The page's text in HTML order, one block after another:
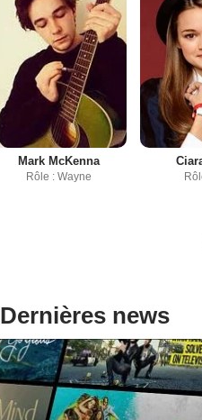
Mark McKenna
Rôle : Wayne
Dernières news